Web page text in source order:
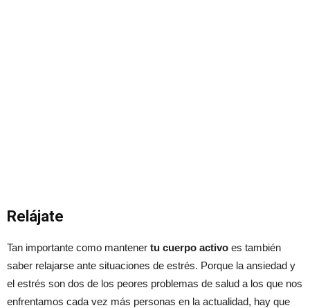
Relájate
Tan importante como mantener tu cuerpo activo es también
saber relajarse ante situaciones de estrés. Porque la ansiedad y
el estrés son dos de los peores problemas de salud a los que nos
enfrentamos cada vez más personas en la actualidad, hay que